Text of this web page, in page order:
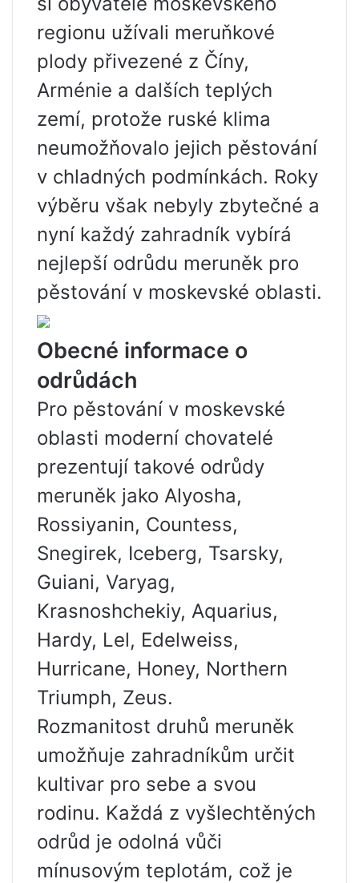
regionu užívali meruňkové
plody přivezené z Číny,
Arménie a dalších teplých
zemí, protože ruské klima
neumožňovalo jejich pěstování
v chladných podmínkách. Roky
výběru však nebyly zbytečné a
nyní každý zahradník vybírá
nejlepší odrůdu meruněk pro
pěstování v moskevské oblasti.
Obecné informace o
odrůdách
Pro pěstování v moskevské
oblasti moderní chovatelé
prezentují takové odrůdy
meruněk jako Alyosha,
Rossiyanin, Countess,
Snegirek, Iceberg, Tsarsky,
Guiani, Varyag,
Krasnoshchekiy, Aquarius,
Hardy, Lel, Edelweiss,
Hurricane, Honey, Northern
Triumph, Zeus.
Rozmanitost druhů meruněk
umožňuje zahradníkům určit
kultivar pro sebe a svou
rodinu. Každá z vyšlechtěných
odrůd je odolná vůči
mínusovým teplotám, což je